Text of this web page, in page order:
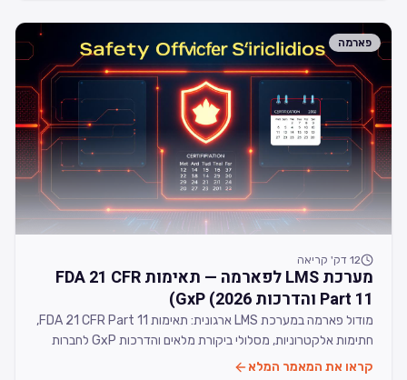
פארמה
12 דק' קריאה
מערכת LMS לפארמה — תאימות FDA 21 CFR
Part 11 והדרכות GxP (2026)
מודול פארמה במערכת LMS ארגונית: תאימות FDA 21 CFR Part 11,
חתימות אלקטרוניות, מסלולי ביקורת מלאים והדרכות GxP לחברות
פארמה, מכשור רפואי וקוסמטיקה בישראל.
קראו את המאמר המלא